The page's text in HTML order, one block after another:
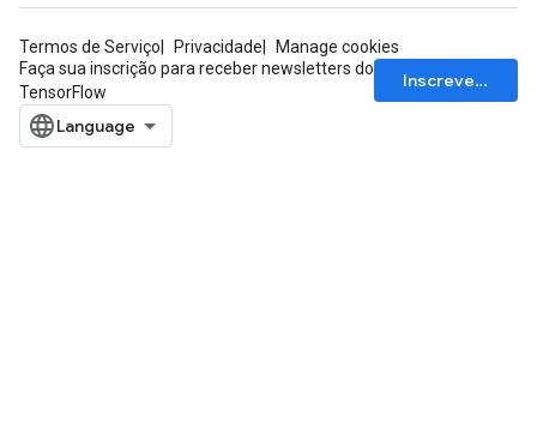
Termos de Serviço Privacidade
Manage cookies
Faça sua inscrição para receber newsletters do
TensorFlow
Inscrever-se